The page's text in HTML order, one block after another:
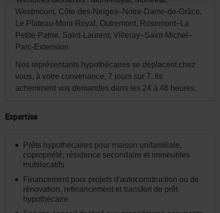
Westmount, Côte-des-Neiges–Notre-Dame-de-Grâce,
Le Plateau-Mont-Royal, Outremont, Rosemont–La
Petite-Patrie, Saint-Laurent, Villeray–Saint-Michel–
Parc-Extension
Nos représentants hypothécaires se déplacent chez
vous, à votre convenance, 7 jours sur 7. Ils
acheminent vos demandes dans les 24 à 48 heures.
Expertise
Prêts hypothécaires pour maison unifamiliale,
copropriété, résidence secondaire et immeubles
multilocatifs
Financement pour projets d'autoconstruction ou de
rénovation, refinancement et transfert de prêt
hypothécaire
site.
Par
la
pourrez
modifier
province
ou
et
la
langue